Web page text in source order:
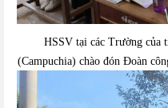
HSSV tại các Trường của
(Campuchia) chào đón Đoàn